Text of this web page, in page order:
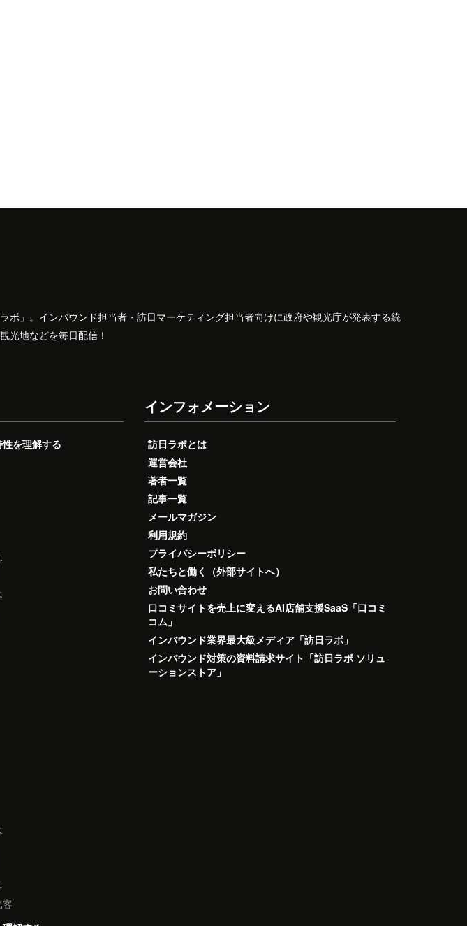
」。インバウンド担当者・訪日マーケティング担当者向けに政府や観光庁が発表する統
光地などを毎日配信！
を理解する
インフォメーション
訪日ラボとは
運営会社
著者一覧
記事一覧
メールマガジン
利用規約
プライバシーポリシー
私たちと働く（外部サイトへ）
お問い合わせ
口コミサイトを売上に変えるAI店舗支援SaaS「口コミ
コム」
インバウンド業界最大級メディア「訪日ラボ」
インバウンド対策の資料請求サイト「訪日ラボ ソリュ
ーションストア」